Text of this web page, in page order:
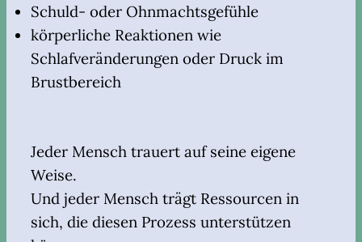
Schuld- oder Ohnmachtsgefühle
körperliche Reaktionen wie
Schlafveränderungen oder Druck im
Brustbereich
Jeder Mensch trauert auf seine eigene
Weise.
Und jeder Mensch trägt Ressourcen in
sich, die diesen Prozess unterstützen